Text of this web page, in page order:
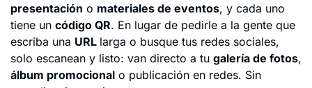
presentación o materiales de eventos, y cada uno
tiene un código QR. En lugar de pedirle a la gente que
escriba una URL larga o busque tus redes sociales,
solo escanean y listo: van directo a tu galería de fotos,
álbum promocional o publicación en redes. Sin